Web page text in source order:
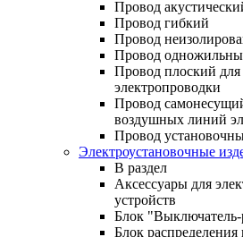
Провод
Провод гибкий
Провод
Провод
Провод плоский для
электропроводки
Провод
воздушных линий
Провод
Электроустановочные
В раздел
Аксессуары для
устройств
Блок "Выключатель-
Блок